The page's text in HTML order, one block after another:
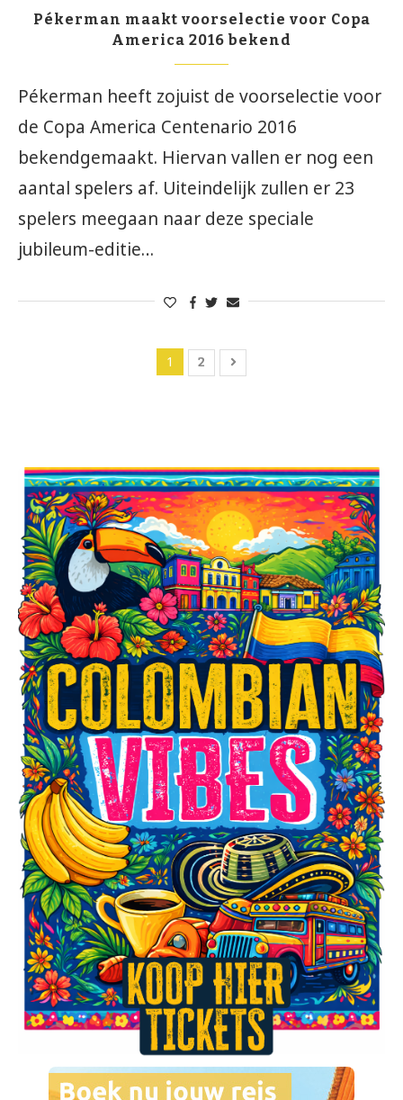
Pékerman maakt voorselectie voor Copa
America 2016 bekend
Pékerman heeft zojuist de voorselectie voor
de Copa America Centenario 2016
bekendgemaakt. Hiervan vallen er nog een
aantal spelers af. Uiteindelijk zullen er 23
spelers meegaan naar deze speciale
jubileum-editie…
1 2